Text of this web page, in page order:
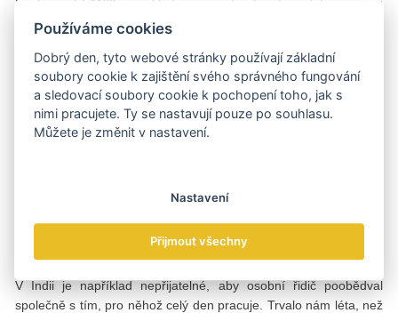
empatie, pevnou vůlí se adaptovat v odlišném kulturním prostředí
prosperovat i na netradičním trhu. „Loajalita i platební morálka
jsou od té středo- a západoevropské hodně vzdáleny a vymáhání
práva dost pokulhává v zemi, která bývá označována za největší
demokracii světa. Ale to neznamená, že se i v podnikání nelze
opřít o sympatické stránky místní mentality,“ hledí na indická
„V osobní rovině máme se všemi našimi indickými zaměstnanci
i skutečnost, že s nimi jednáme jako rovný s rovným.
V Indii je například nepřijatelné, aby osobní řidič poobědval
společně s tím, pro něhož celý den pracuje. Trvalo nám léta, než
Používáme cookies
Dobrý den, tyto webové stránky používají základní
soubory cookie k zajištění svého správného fungování
a sledovací soubory cookie k pochopení toho, jak s
nimi pracujete. Ty se nastavují pouze po souhlasu.
Můžete je změnit v nastavení.
Nastavení
Přijmout všechny